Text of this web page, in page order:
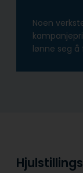
Noen
lønne seg